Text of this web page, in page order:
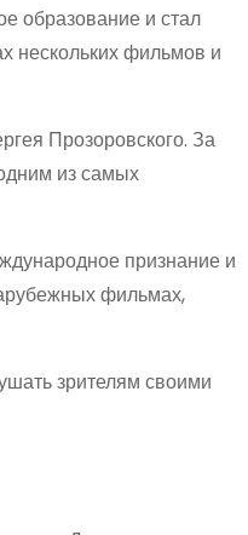
образование и стал
нескольких фильмов и
Прозоровского. За
из самых
признание и
фильмах,
зрителям своими